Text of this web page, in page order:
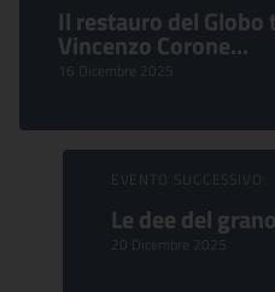
Il restauro del Globo
Vincenzo Corone...
16 Dicembre 2025
EVENTO SUCCESSIVO:
Le dee del grano
20 Dicembre 2025